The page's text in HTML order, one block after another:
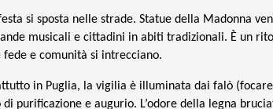
si sposta nelle strade. Statue della Madonna
musicali e cittadini in abiti tradizionali. È un
e comunità si intrecciano.
in Puglia, la vigilia è illuminata dai falò
purificazione e augurio. L’odore della legna